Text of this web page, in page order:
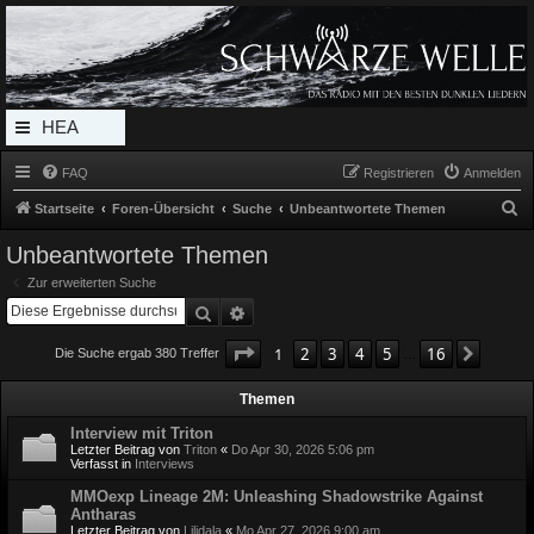
Radio Schwarze Welle Forum
Das Radio mit den Besten Dunklen Liedern
HEA
DERL
MEN
U
FAQ Anmelden
Registrieren
Startseite Foren-Übersicht Suche Unbeantwortete Themen
Unbeantwortete Themen
Zur erweiterten Suche
Suche
Die Suche ergab 380 Treffer Seite 1von 16
1 2 3 4 5 16
Themen
Interview mit Triton
Letzter Beitrag von Triton « Do Apr 30, 2026 5:06 pm
Verfasst in Interviews
MMOexp Lineage 2M: Unleashing Shadowstrike Against
Antharas
Letzter Beitrag von Lilidala « Mo Apr 27, 2026 9:00 am